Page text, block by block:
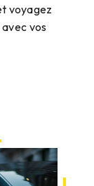
voyagez
vos